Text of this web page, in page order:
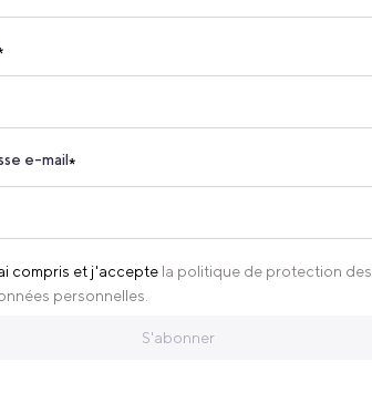
e-mail*
compris et j'accepte la politique de protection des
personnelles.
S'abonner